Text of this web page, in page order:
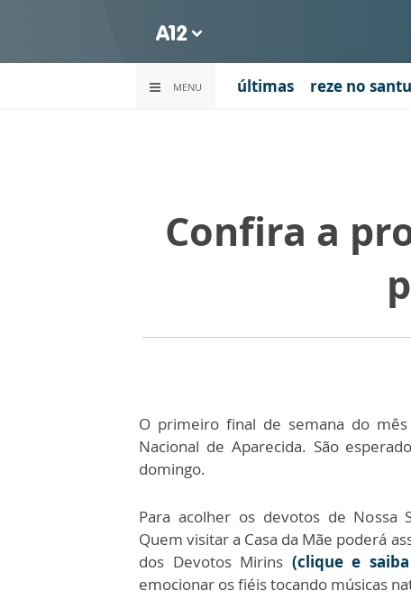
MENU últimas reze no
Confira a
O primeiro final de semana do
Nacional de Aparecida. São
domingo.
Para acolher os devotos de Nossa
Quem visitar a Casa da Mãe poderá
dos Devotos Mirins (clique e
emocionar os fiéis tocando músicas